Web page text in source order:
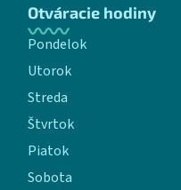
Otváracie hodiny
Pondelok
Utorok
Streda
Štvrtok
Piatok
Sobota